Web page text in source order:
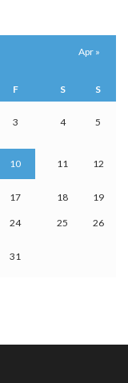
F S S
3 4 5
10 11 12
17 18 19
24 25 26
31
Apr »